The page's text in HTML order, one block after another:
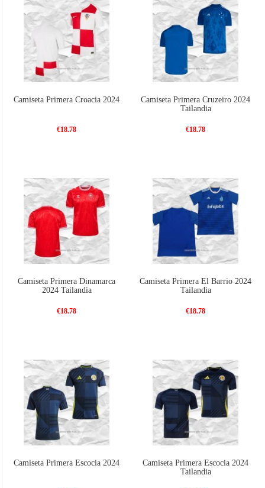
Camiseta Primera Croacia 2024
€18.78
Camiseta Primera Cruzeiro 2024
Tailandia
€18.78
Camiseta Primera Dinamarca
2024 Tailandia
€18.78
Camiseta Primera El Barrio 2024
Tailandia
€18.78
Camiseta Primera Escocia 2024
Camiseta Primera Escocia 2024
Tailandia